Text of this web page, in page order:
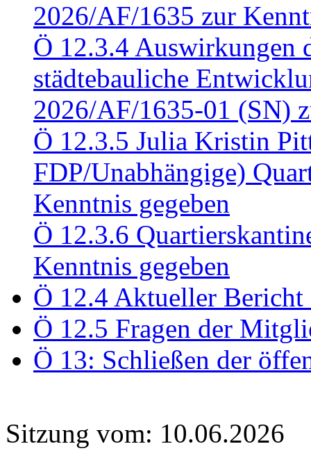
2026/AF/1635 zur
Ö 12.3.4 Auswirkungen
städtebauliche
2026/AF/1635-01 (SN)
Ö 12.3.5 Julia Kristin
FDP/Unabhängige)
Kenntnis gegeben
Ö 12.3.6
Kenntnis gegeben
Ö 12.4 Aktueller Bericht
Ö 12.5 Fragen der
Ö 13: Schließen der
Sitzung vom: 10.06.2026